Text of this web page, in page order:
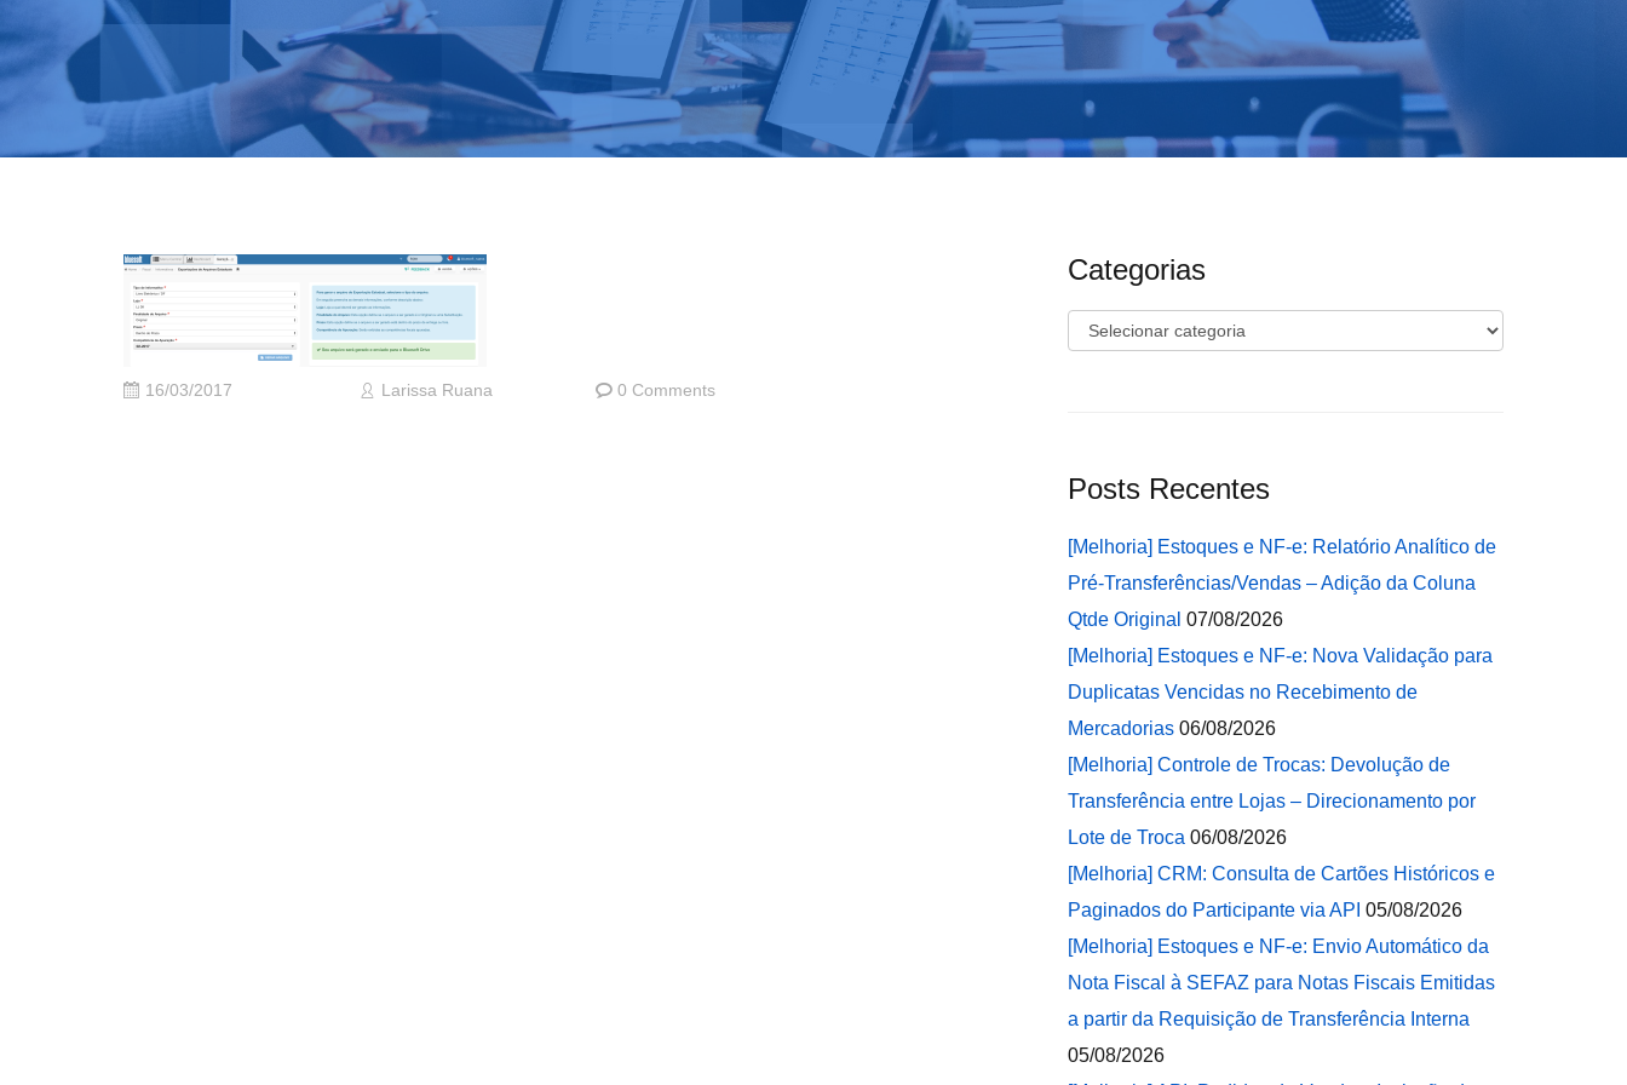
16/03/2017 Larissa Ruana 0 Comments
Categorias
Categorias
Posts Recentes
[Melhoria] Estoques e NF-e: Relatório Analítico de
Pré-Transferências/Vendas – Adição da Coluna
Qtde Original 07/08/2026
[Melhoria] Estoques e NF-e: Nova Validação para
Duplicatas Vencidas no Recebimento de
Mercadorias 06/08/2026
[Melhoria] Controle de Trocas: Devolução de
Transferência entre Lojas – Direcionamento por
Lote de Troca 06/08/2026
[Melhoria] CRM: Consulta de Cartões Históricos e
Paginados do Participante via API 05/08/2026
[Melhoria] Estoques e NF-e: Envio Automático da
Nota Fiscal à SEFAZ para Notas Fiscais Emitidas
a partir da Requisição de Transferência Interna
05/08/2026